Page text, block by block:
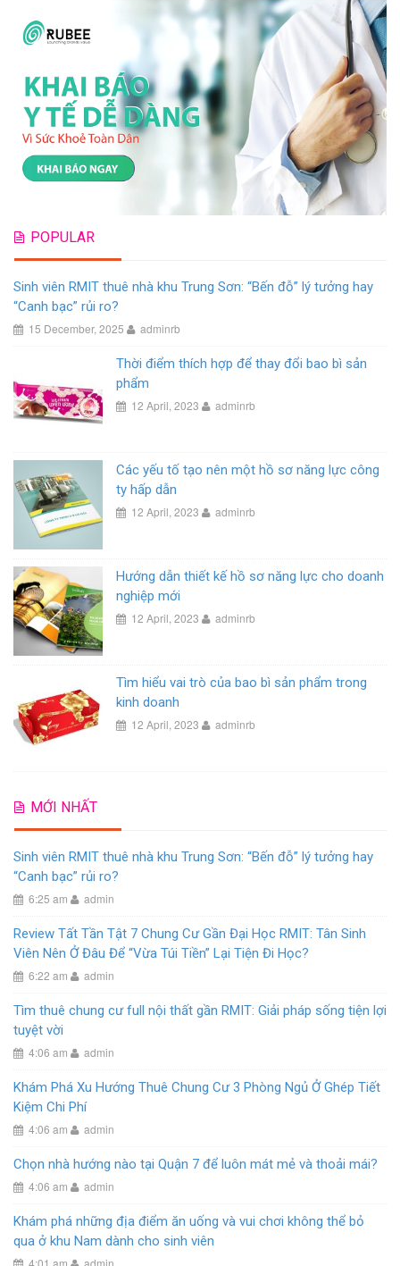
POPULAR
Sinh viên RMIT thuê nhà khu Trung Sơn: “Bến đỗ” lý tưởng hay
“Canh bạc” rủi ro?
15 December, 2025 adminrb
Thời điểm thích hợp để thay đổi bao bì sản
phẩm
12 April, 2023 adminrb
Các yếu tố tạo nên một hồ sơ năng lực công
ty hấp dẫn
12 April, 2023 adminrb
Hướng dẫn thiết kế hồ sơ năng lực cho doanh
nghiệp mới
12 April, 2023 adminrb
Tìm hiểu vai trò của bao bì sản phẩm trong
kinh doanh
12 April, 2023 adminrb
MỚI NHẤT
Sinh viên RMIT thuê nhà khu Trung Sơn: “Bến đỗ” lý tưởng hay
“Canh bạc” rủi ro?
6:25 am admin
Review Tất Tần Tật 7 Chung Cư Gần Đại Học RMIT: Tân Sinh
Viên Nên Ở Đâu Để “Vừa Túi Tiền” Lại Tiện Đi Học?
6:22 am admin
Tìm thuê chung cư full nội thất gần RMIT: Giải pháp sống tiện lợi
tuyệt vời
4:06 am admin
Khám Phá Xu Hướng Thuê Chung Cư 3 Phòng Ngủ Ở Ghép Tiết
Kiệm Chi Phí
4:06 am admin
Chọn nhà hướng nào tại Quận 7 để luôn mát mẻ và thoải mái?
4:06 am admin
Khám phá những địa điểm ăn uống và vui chơi không thể bỏ
qua ở khu Nam dành cho sinh viên